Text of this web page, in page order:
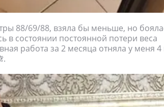
88/69/88, взяла бы меньше, но
в состоянии постоянной потери веса
работа за 2 месяца отняла у меня 4